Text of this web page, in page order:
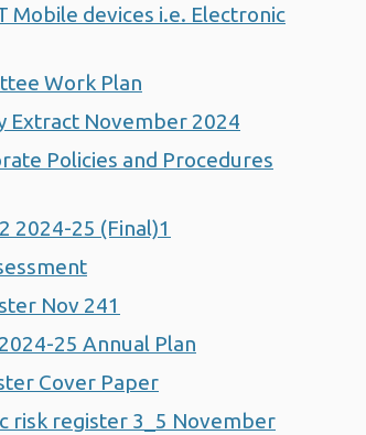
Mobile devices i.e. Electronic
Work Plan
Extract November 2024
Policies and Procedures
2024-25 (Final)1
Nov 241
25 Annual Plan
Cover Paper
risk register 3_5 November